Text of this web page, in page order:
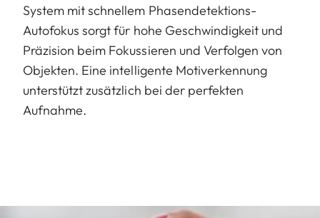
System mit schnellem Phasendetektions-
Autofokus sorgt für hohe Geschwindigkeit und
Präzision beim Fokussieren und Verfolgen von
Objekten. Eine intelligente Motiverkennung
unterstützt zusätzlich bei der perfekten
Aufnahme.